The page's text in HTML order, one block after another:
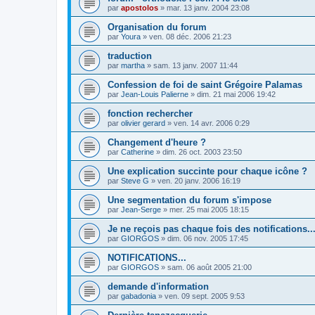
par apostolos » mar. 13 janv. 2004 23:08
Organisation du forum
par Youra » ven. 08 déc. 2006 21:23
traduction
par martha » sam. 13 janv. 2007 11:44
Confession de foi de saint Grégoire Palamas
par Jean-Louis Palierne » dim. 21 mai 2006 19:42
fonction rechercher
par olivier gerard » ven. 14 avr. 2006 0:29
Changement d'heure ?
par Catherine » dim. 26 oct. 2003 23:50
Une explication succinte pour chaque icône ?
par Steve G » ven. 20 janv. 2006 16:19
Une segmentation du forum s'impose
par Jean-Serge » mer. 25 mai 2005 18:15
Je ne reçois pas chaque fois des notifications...
par GIORGOS » dim. 06 nov. 2005 17:45
NOTIFICATIONS...
par GIORGOS » sam. 06 août 2005 21:00
demande d'information
par gabadonia » ven. 09 sept. 2005 9:53